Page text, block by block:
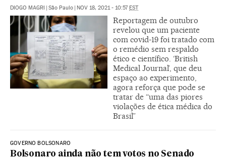
DIOGO MAGRI São Paulo NOV 18, 2021 - 10:57 EST
Reportagem de outubro
revelou que um paciente
com covid-19 foi tratado com
o remédio sem respaldo
ético e científico. ‘British
Medical Journal’, que deu
espaço ao experimento,
agora reforça que pode se
tratar de “uma das piores
violações de ética médica do
Brasil”
GOVERNO BOLSONARO
Bolsonaro ainda não tem votos no Senado